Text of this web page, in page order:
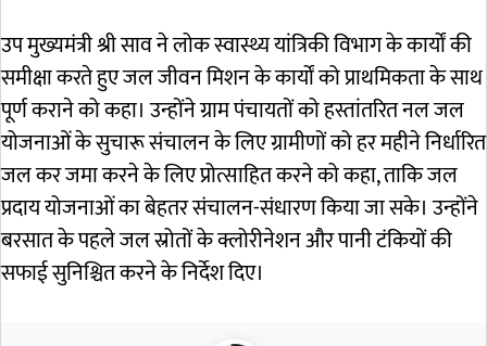
उप मुख्यमंत्री श्री साव ने लोक स्वास्थ्य यांत्रिकी विभाग के कार्यों की
समीक्षा करते हुए जल जीवन मिशन के कार्यों को प्राथमिकता के साथ
पूर्ण कराने को कहा। उन्होंने ग्राम पंचायतों को हस्तांतरित नल जल
योजनाओं के सुचारू संचालन के लिए ग्रामीणों को हर महीने निर्धारित
जल कर जमा करने के लिए प्रोत्साहित करने को कहा, ताकि जल
प्रदाय योजनाओं का बेहतर संचालन-संधारण किया जा सके। उन्होंने
बरसात के पहले जल स्रोतों के क्लोरीनेशन और पानी टंकियों की
सफाई सुनिश्चित करने के निर्देश दिए।